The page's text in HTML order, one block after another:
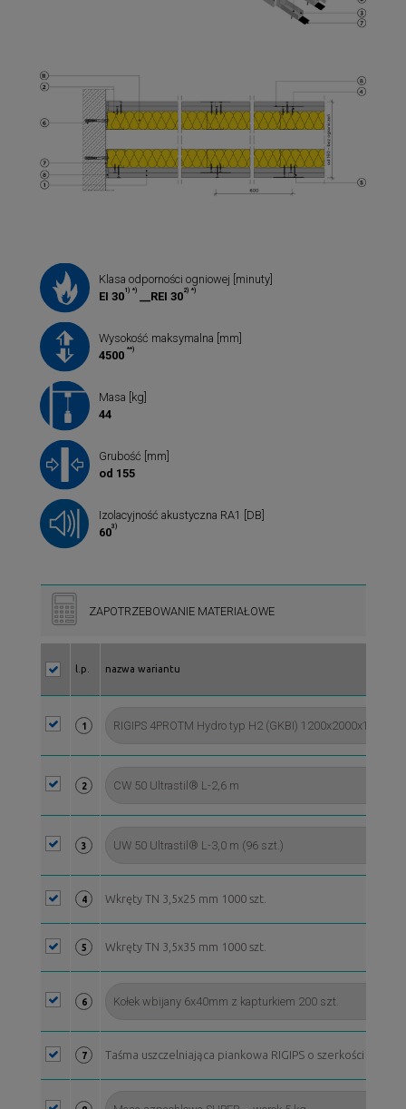
Klasa odporności ogniowej [minuty]
EI 301) *) __REI 302) *)
Wysokość maksymalna [mm]
4500 **)
Masa [kg]
44
Grubość [mm]
od 155
Izolacyjność akustyczna RA1 [DB]
603)
ZAPOTRZEBOWANIE MATERIAŁOWE
l.p. nazwa wariantu
1
2
3
4 Wkręty TN 3,5x25 mm 1000 szt.
5 Wkręty TN 3,5x35 mm 1000 szt.
6
7 Taśma uszczelniająca piankowa RIGIPS o szerkości 50